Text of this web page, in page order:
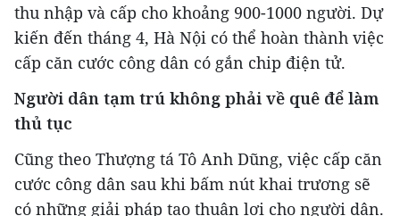
thu nhập và cấp cho khoảng 900-1000 người. Dự
kiến đến tháng 4, Hà Nội có thể hoàn thành việc
cấp căn cước công dân có gắn chip điện tử.
Người dân tạm trú không phải về quê để làm
thủ tục
Cũng theo Thượng tá Tô Anh Dũng, việc cấp căn
cước công dân sau khi bấm nút khai trương sẽ
có những giải pháp tạo thuận lợi cho người dân.